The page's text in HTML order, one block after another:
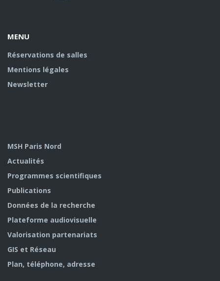
MENU
Réservations de salles
Mentions légales
Newsletter
MSH Paris Nord
Actualités
Programmes scientifiques
Publications
Données de la recherche
Plateforme audiovisuelle
Valorisation partenariats
GIS et Réseau
Plan, téléphone, adresse